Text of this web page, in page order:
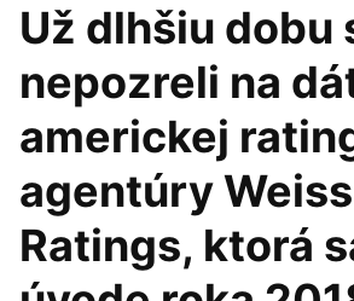
Už dlhšiu dobu
nepozreli na
americkej
agentúry Weiss
Ratings, ktorá